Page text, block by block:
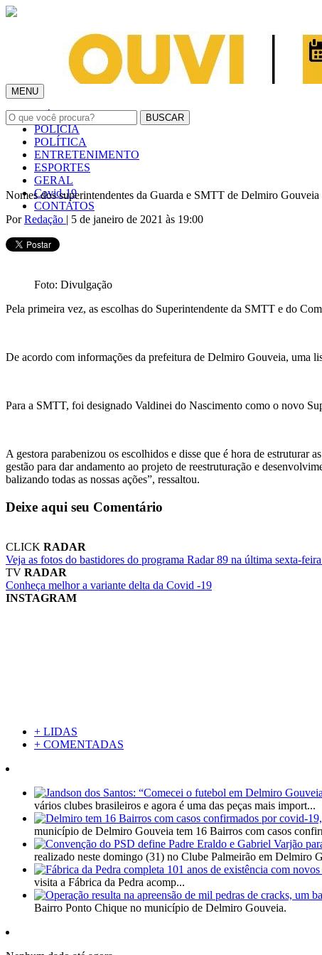
MENU
INÍCIO
POLÍCIA
POLÍTICA
ENTRETENIMENTO
ESPORTES
GERAL
Covid-19
CONTATOS
Nomes dos superintendentes da Guarda e SMTT de Delmiro Gouveia
PorRedação | 5 de janeiro de 2021 às 19:00
Foto: Divulgação
Pela primeira vez, as escolhas do Superintendente da SMTT e do
De acordo com informações da prefeitura de Delmiro Gouveia, uma
Para a SMTT, foi designado Valdinei do Nascimento como o novo
A gestora parabenizou os escolhidos e disse que é hora de estruturar
gestão para dar andamento ao projeto de reestruturação e
balizando todas as nossas ações”, ressaltou.
Deixe aqui seu Comentário
CLICK RADAR
Veja as fotos do bastidores do programa Radar 89 na última sexta-
TV RADAR
Conheça melhor a variante delta da Covid -19
INSTAGRAM
+ LIDAS
+ COMENTADAS
vários clubes brasileiros e agora é uma das peças mais import...
município de Delmiro Gouveia tem 16 Bairros com casos
realizado neste domingo (31) no Clube Palmeirão em Delmiro
visita a Fábrica da Pedra acomp...
Bairro Ponto Chique no município de Delmiro Gouveia.